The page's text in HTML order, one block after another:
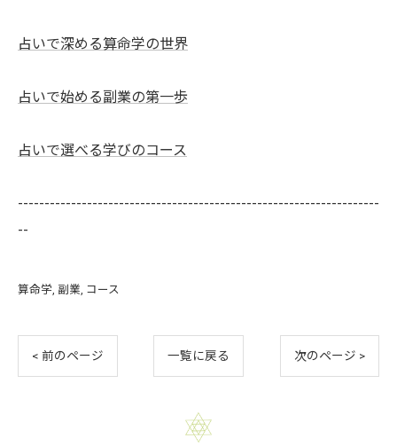
占いで深める算命学の世界
占いで始める副業の第一歩
占いで選べる学びのコース
--------------------------------------------------------------------
--
算命学 副業 コース
< 前のページ 一覧に戻る 次のページ >